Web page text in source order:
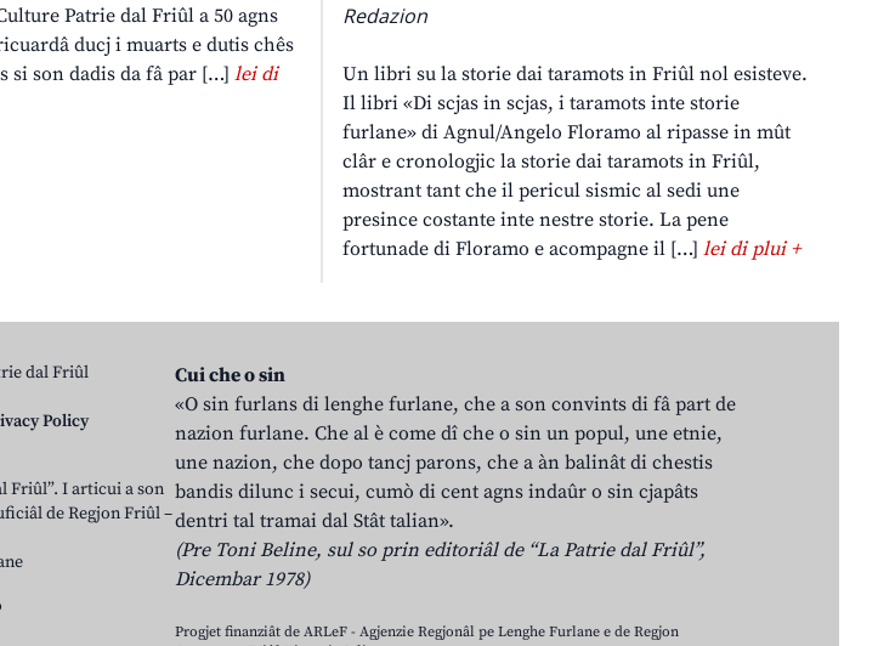
Patrie dal Friûl a 50 agns
ducj i muarts e dutis chês
si son dadis da fâ par […] lei di
Redazion
Un libri su la storie dai taramots in Friûl nol esisteve.
Il libri «Di scjas in scjas, i taramots inte storie
furlane» di Agnul/Angelo Floramo al ripasse in mût
clâr e cronologjic la storie dai taramots in Friûl,
mostrant tant che il pericul sismic al sedi une
presince costante inte nestre storie. La pene
fortunade di Floramo e acompagne il […]lei di plui +
dal Friûl
Policy
Friûl”. I articui a son
de Regjon Friûl –
Cui che o sin
«O sin furlans di lenghe furlane, che a son convints di fâ part de
nazion furlane. Che al è come dî che o sin un popul, une etnie,
une nazion, che dopo tancj parons, che a àn balinât di chestis
bandis dilunc i secui, cumò di cent agns indaûr o sin cjapâts
dentri tal tramai dal Stât talian».
(Pre Toni Beline, sul so prin editoriâl de “La Patrie dal Friûl”,
Dicembar 1978)
Progjet finanziât de ARLeF - Agjenzie Regjonâl pe Lenghe Furlane e de Regjon